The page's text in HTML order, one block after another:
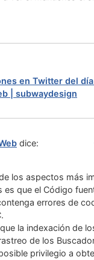
en Twitter del día
| subwaydesign
dice:
los aspectos más
es que el Código
errores de
la indexación de
de los
privilegio a